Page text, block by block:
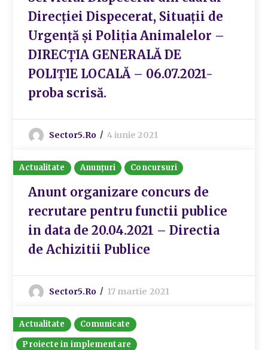
Direcției Dispecerat, Situații de
Urgență și Poliția Animalelor –
DIRECȚIA GENERALĂ DE
POLIȚIE LOCALĂ – 06.07.2021-
proba scrisă.
Sector5.ro 4 iunie 2021
Actualitate Anunțuri Concursuri
Anunt organizare concurs de
recrutare pentru functii publice
in data de 20.04.2021 – Directia
de Achizitii Publice
Sector5.ro 17 martie 2021
Actualitate
Comunicate
Proiecte in implementare